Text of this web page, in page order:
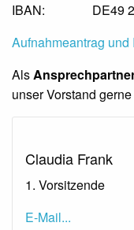
IBAN: DE49
Aufnahmeantrag und
Als
unser Vorstand
Claudia Frank
1. Vorsitzende
E-Mail...